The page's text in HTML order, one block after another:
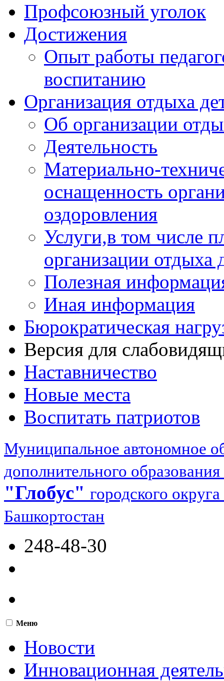
Профсоюзный уголок
Достижения
Опыт работы
воспитанию
Организация отдыха
Об организации
Деятельность
Материально-
оснащенность
оздоровления
Услуги,в том числе
организации отдыха
Полезная
Иная информация
Бюрократическая
Версия для
Наставничество
Новые места
Воспитать патриотов
Муниципальное автономное
дополнительного образования
"Глобус" городского
Башкортостан
248-48-30
Меню
Новости
Инновационная